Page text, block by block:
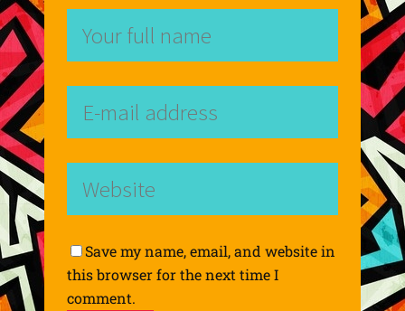
Save my name, email, and website in
this browser for the next time I
comment.